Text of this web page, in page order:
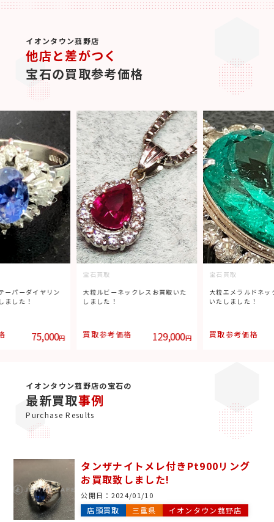
イオンタウン菰野店
他店と差がつく
宝石の買取参考価格
ーパーダイヤリン
ました！
75,000円
宝石買取
大粒ルビーネックレスお買取いた
しました！
買取参考価格 129,000円
宝石買取
大粒エメラルドネ
いたしました！
買取参考価格
イオンタウン菰野店の宝石の
最新買取事例
Purchase Results
タンザナイトメレ付きPt900リング
お買取致しました!
公開日： 2024/01/10
店頭買取 三重県 イオンタウン菰野店